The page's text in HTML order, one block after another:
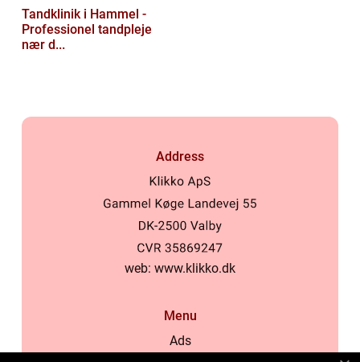
Tandklinik i Hammel -
Professionel tandpleje
nær d...
Address
web: www.klikko.dk
Menu
Ads